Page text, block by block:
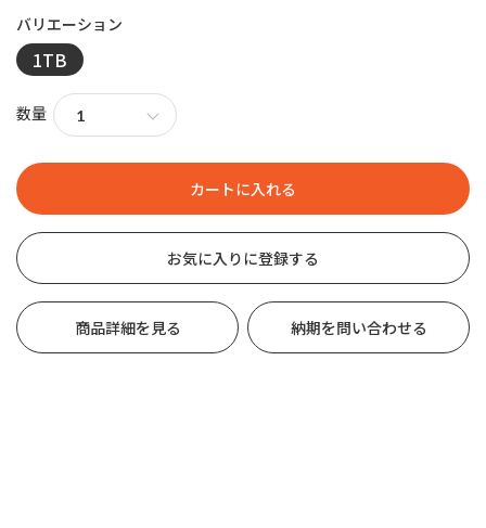
1TB
数量
お気に入りに登録する
商品詳細を見る 納期を問い合わせる